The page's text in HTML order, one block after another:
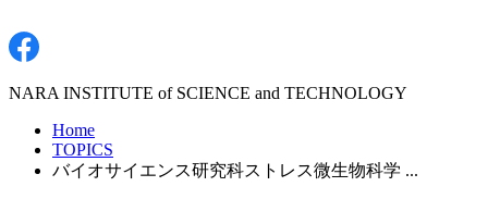
NARA INSTITUTE of SCIENCE and TECHNOLOGY
Home
TOPICS
バイオサイエンス研究科ストレス微生物科学 ...